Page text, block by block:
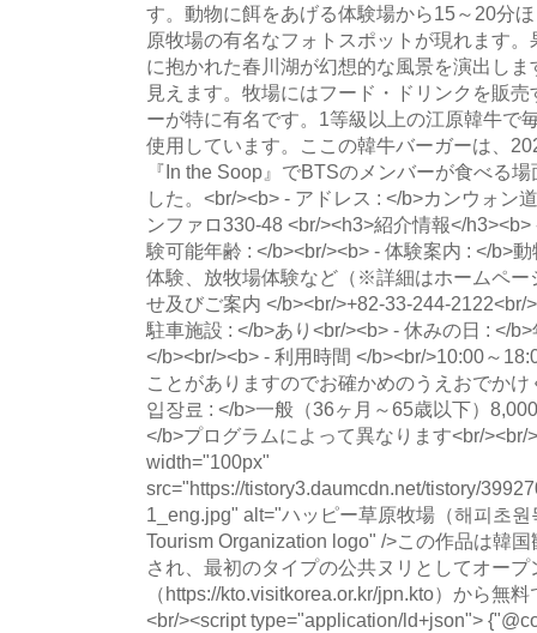
す。動物に餌をあげる体験場から15～20分
原牧場の有名なフォトスポットが現れます
に抱かれた春川湖が幻想的な風景を演出し
見えます。牧場にはフード・ドリンクを販
ーが特に有名です。1等級以上の江原韓牛で
使用しています。ここの韓牛バーガーは、
『In the Soop』でBTSのメンバーが食べる
した。<br/><b> - アドレス : </b>カンウォン
ンファロ330-48 <br/><h3>紹介情報</
験可能年齢 : </b><br/><b> - 体験案内 : </b>
体験、放牧場体験など（※詳細はホームペー
せ及びご案内 </b><br/>+82-33-244-2122<br/
駐車施設 : </b>あり<br/><b> - 休みの日 : </
</b><br/><b> - 利用時間 </b><br/>10:00～
ことがありますのでお確かめのうえおでかけ
입장료 : </b>一般（36ヶ月～65歳以下）
</b>プログラムによって異なります<br/><br/
width="100px"
src="https://tistory3.daumcdn.net/tistory/
1_eng.jpg" alt="ハッピー草原牧場（해피초
Tourism Organization logo" />この作品は韓
され、最初のタイプの公共ヌリとしてオー
（https://kto.visitkorea.or.kr/jpn.kto）から無
<br/><script type="application/ld+json">